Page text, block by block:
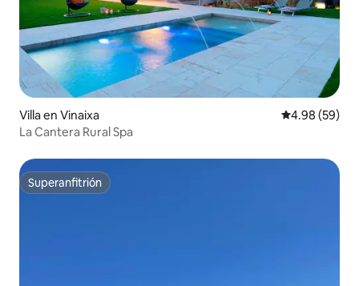
Villa en Vinaixa Calificación
4.98 (59)
La Cantera Rural Spa
Superanfitrión
Superanfitrión